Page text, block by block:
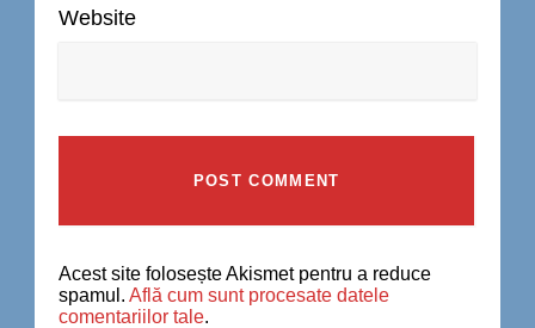
Website
Acest site folosește Akismet pentru a reduce
spamul. Află cum sunt procesate datele
comentariilor tale.